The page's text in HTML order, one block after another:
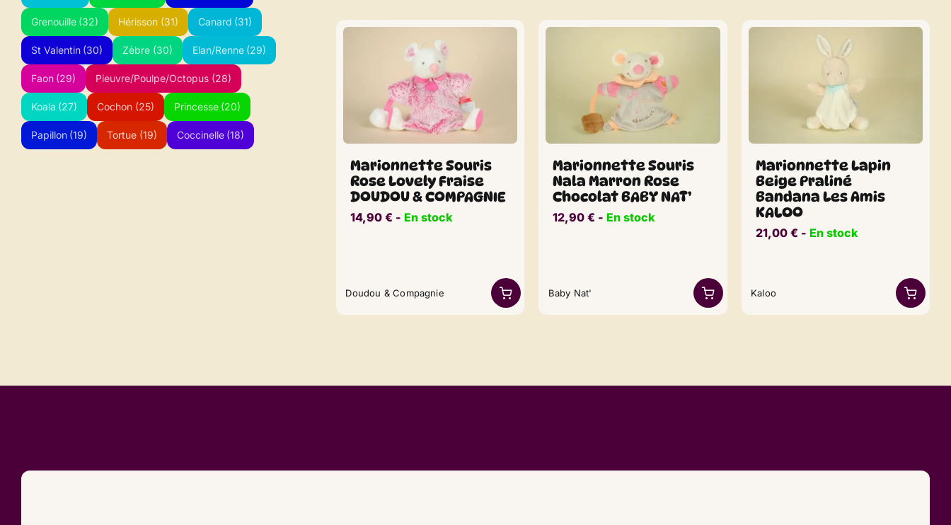
Grenouille (32) Hérisson (31) Canard (31)
St Valentin (30) Zèbre (30) Elan/Renne (29)
Faon (29) Pieuvre/Poulpe/Octopus (28)
Koala (27) Cochon (25) Princesse (20)
Papillon (19) Tortue (19) Coccinelle (18)
Marionnette Souris
Rose Lovely Fraise
DOUDOU & COMPAGNIE
14,90€ ​​ -En stock
Doudou & Compagnie
Marionnette Souris
Nala Marron Rose
Chocolat BABY NAT’
12,90€ ​​ -En stock
Baby Nat'
Marionnette Lapin
Beige Praliné
Bandana Les Amis
KALOO
21,00 € ​​ - En stock
Kaloo